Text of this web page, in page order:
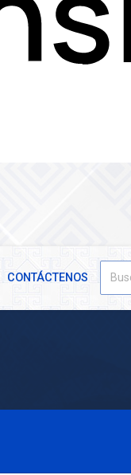
CONTÁCTENOS Buscar